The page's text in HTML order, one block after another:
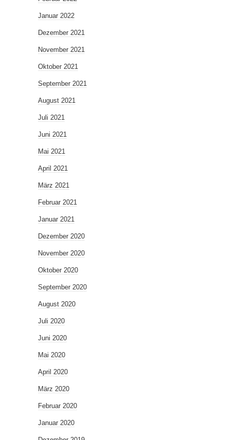
Januar 2022
Dezember 2021
November 2021
Oktober 2021
September 2021
August 2021
Juli 2021
Juni 2021
Mai 2021
April 2021
März 2021
Februar 2021
Januar 2021
Dezember 2020
November 2020
Oktober 2020
September 2020
August 2020
Juli 2020
Juni 2020
Mai 2020
April 2020
März 2020
Februar 2020
Januar 2020